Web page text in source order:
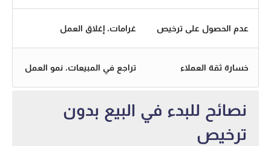
عدم الحصول على ترخيص غرامات، إغلاق العمل
خسارة ثقة العملاء تراجع في المبيعات، نمو العمل
نصائح للبدء في البيع بدون
ترخيص